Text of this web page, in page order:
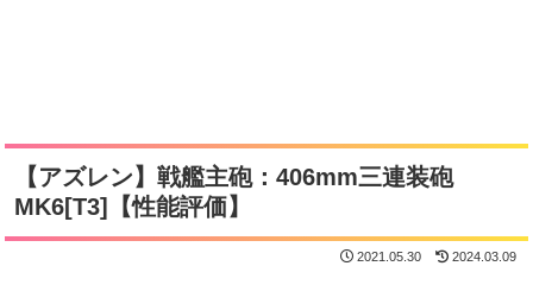
【アズレン】戦艦主砲：406mm三連装砲
MK6[T3]【性能評価】
2021.05.30 2024.03.09